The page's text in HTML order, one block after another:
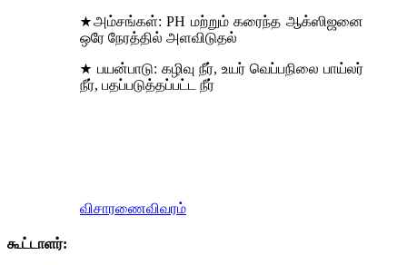
★அம்சங்கள்: PH மற்றும் கரைந்த ஆக்ஸிஜனை
ஒரே நேரத்தில் அளவிடுதல்
★ பயன்பாடு: கழிவு நீர், உயர் வெப்பநிலை பாய்லர்
நீர், பதப்படுத்தப்பட்ட நீர்
விசாரணைவிவரம்
கூட்டாளர்: